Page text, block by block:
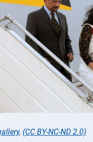
, (CC BY-NC-ND 2.0)